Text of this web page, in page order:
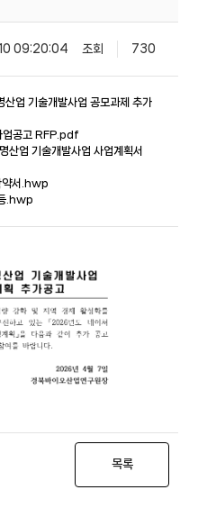
09:20:04 조회 730
업 기술개발사업 공모과제 추가
업공고 RFP.pdf
업 기술개발사업 사업계획서
약서.hwp
.hwp
목록